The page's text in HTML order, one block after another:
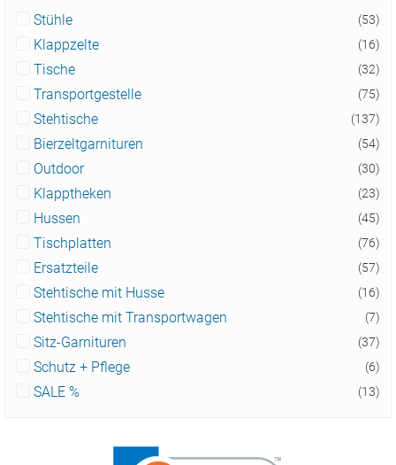
Stühle (53)
Klappzelte (16)
Tische (32)
Transportgestelle (75)
Stehtische (137)
Bierzeltgarnituren (54)
Outdoor (30)
Klapptheken (23)
Hussen (45)
Tischplatten (76)
Ersatzteile (57)
Stehtische mit Husse (16)
Stehtische mit Transportwagen (7)
Sitz-Garnituren (37)
Schutz + Pflege (6)
SALE % (13)